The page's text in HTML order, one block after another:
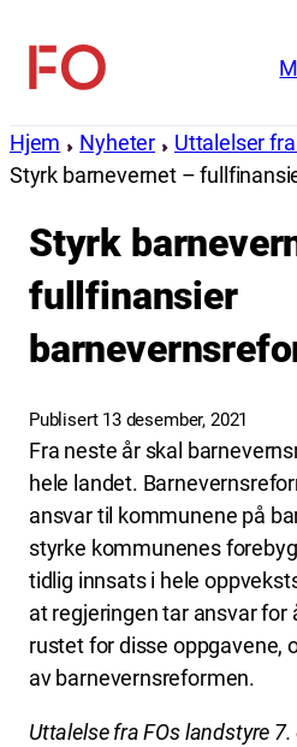
innhold
FO
Hjem Nyheter
Uttalelser
Styrk barnevernet –
Styrk
fullfinansier
Publisert 13 desember, 2021
Fra neste år skal
hele landet.
ansvar til kommunene på
styrke kommunenes
tidlig innsats i hele
at regjeringen tar ansvar for
rustet for disse oppgavene,
av barnevernsreformen.
Uttalelse fra FOs landstyre